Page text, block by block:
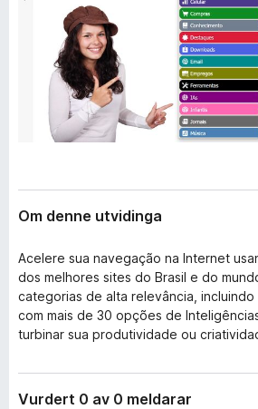
f
o
x
Om denne utvidinga
Acelere sua navegação na Internet
dos melhores sites do Brasil e do
categorias de alta relevância, incluindo
com mais de 30 opções de
turbinar sua produtividade ou
Vurdert 0 av 0 meldarar